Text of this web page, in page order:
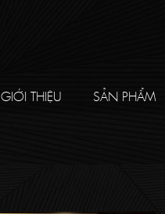
GIỚI THIỆU SẢN PHẨM